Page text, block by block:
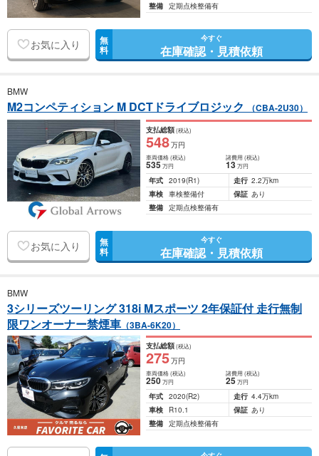
整備 定期点検整備有
お気に入り 無
料
今すぐ
在庫確認・見積依頼
BMW
M2コンペティション M DCTドライブロジック （CBA-2U30）
支払総額(税込)
548万円
車両価格(税込)
535万円
諸費用 (税込)
13 万円
年式 2019(R1) 走行 2.2万km
車検 車検整備付 保証 あり
整備 定期点検整備有
お気に入り 無
料
今すぐ
在庫確認・見積依頼
BMW
3シリーズツーリング 318i Mスポーツ 2年保証付 走行無制
限ワンオーナー禁煙車 （3BA-6K20）
支払総額(税込)
275万円
車両価格(税込)
250万円
諸費用 (税込)
25 万円
年式 2020(R2) 走行 4.4万km
車検
R10.1 保証 あり
整備 定期点検整備有